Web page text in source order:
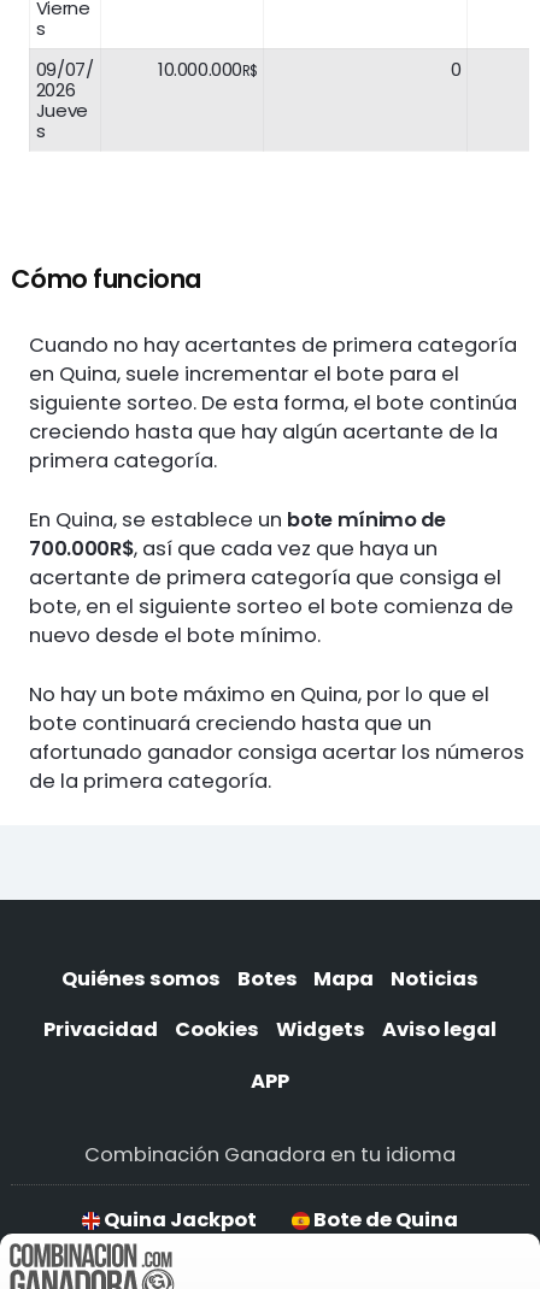
Vierne
s
09/07/
2026
Jueve
s
10.000.000R$ 0
Cómo funciona
Cuando no hay acertantes de primera categoría
en Quina, suele incrementar el bote para el
siguiente sorteo. De esta forma, el bote continúa
creciendo hasta que hay algún acertante de la
primera categoría.
En Quina, se establece un bote mínimo de
700.000R$, así que cada vez que haya un
acertante de primera categoría que consiga el
bote, en el siguiente sorteo el bote comienza de
nuevo desde el bote mínimo.
No hay un bote máximo en Quina, por lo que el
bote continuará creciendo hasta que un
afortunado ganador consiga acertar los números
de la primera categoría.
Quiénes somos Botes Mapa
Noticias
Privacidad
Cookies Widgets
Aviso legal
APP
Combinación Ganadora en tu idioma
Quina Jackpot Bote de Quina